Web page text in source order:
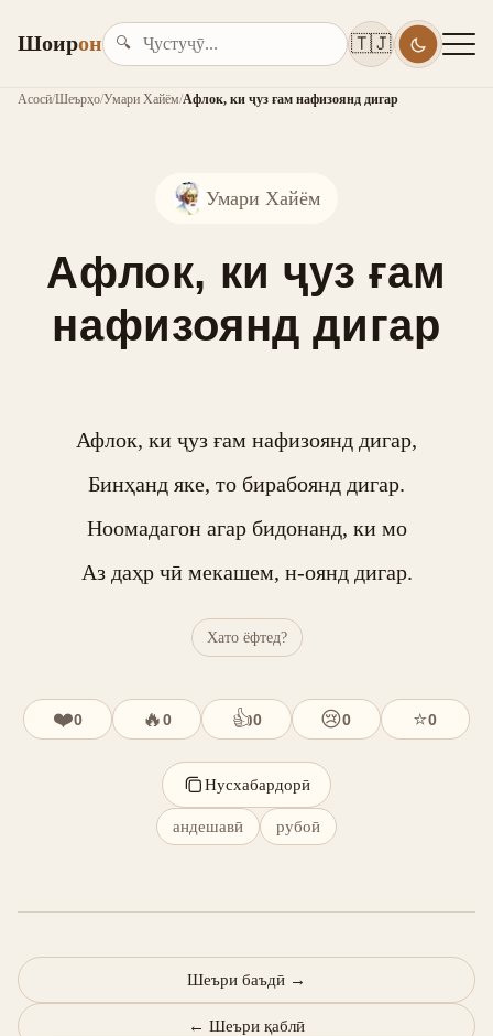
Шоирон 🔍 🇹🇯
Асосӣ/Шеърҳо/Умари Хайём/Афлок, ки ҷуз ғам нафизоянд дигар
Умари Хайём
Афлок, ки ҷуз ғам
нафизоянд дигар
Афлок, ки ҷуз ғам нафизоянд дигар,
Бинҳанд яке, то бирабоянд дигар.
Ноомадагон агар бидонанд, ки мо
Аз даҳр чӣ мекашем, н-оянд дигар.
Хато ёфтед?
❤️0 🔥0 👍0 😢0 ⭐0
Нусхабардорӣ
андешавӣ рубоӣ
← Шеъри қаблӣ
Шеъри баъдӣ →